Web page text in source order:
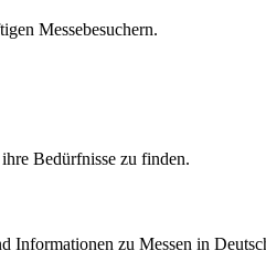
Messebesuchern.
Bedürfnisse zu finden.
Informationen zu Messen in